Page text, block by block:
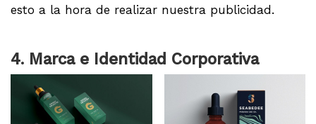
esto a la hora de realizar nuestra publicidad.
4. Marca e Identidad Corporativa